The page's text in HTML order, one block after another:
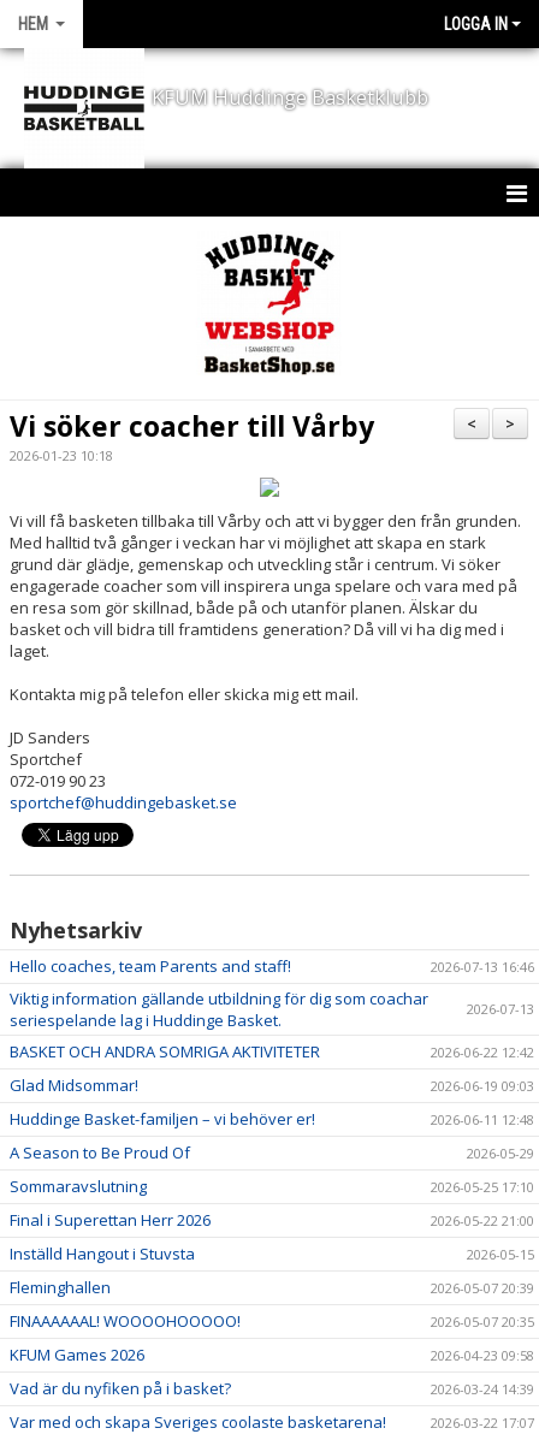
HEM LOGGA IN
KFUM Huddinge Basketklubb
KALENDER
SPELPROGRAM
REHAB ROOM
DOKUMENT/POLICY
UTBILDNING
HALLAR
H.A.N.G FLEMINGSBERG
FRITIDSKORTET
>
<
Vi söker coacher till Vårby
2026-01-23 10:18
Vi vill få basketen tillbaka till Vårby och att vi bygger den från grunden.
Med halltid två gånger i veckan har vi möjlighet att skapa en stark
grund där glädje, gemenskap och utveckling står i centrum. Vi söker
engagerade coacher som vill inspirera unga spelare och vara med på
en resa som gör skillnad, både på och utanför planen. Älskar du
basket och vill bidra till framtidens generation? Då vill vi ha dig med i
laget.
Kontakta mig på telefon eller skicka mig ett mail.
JD Sanders
Sportchef
072-019 90 23
sportchef@huddingebasket.se
Nyhetsarkiv
Hello coaches, team Parents and staff! 2026-07-13 16:46
Viktig information gällande utbildning för dig som coachar
seriespelande lag i Huddinge Basket.
2026-07-13
BASKET OCH ANDRA SOMRIGA AKTIVITETER 2026-06-22 12:42
Glad Midsommar! 2026-06-19 09:03
Huddinge Basket-familjen – vi behöver er! 2026-06-11 12:48
A Season to Be Proud Of 2026-05-29
Sommaravslutning 2026-05-25 17:10
Final i Superettan Herr 2026 2026-05-22 21:00
Inställd Hangout i Stuvsta 2026-05-15
Fleminghallen 2026-05-07 20:39
FINAAAAAAL! WOOOOHOOOOO! 2026-05-07 20:35
KFUM Games 2026 2026-04-23 09:58
Vad är du nyfiken på i basket? 2026-03-24 14:39
Var med och skapa Sveriges coolaste basketarena! 2026-03-22 17:07